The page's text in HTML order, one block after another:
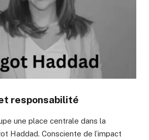
responsabilité
une place centrale dans la
Haddad. Consciente de l’impact